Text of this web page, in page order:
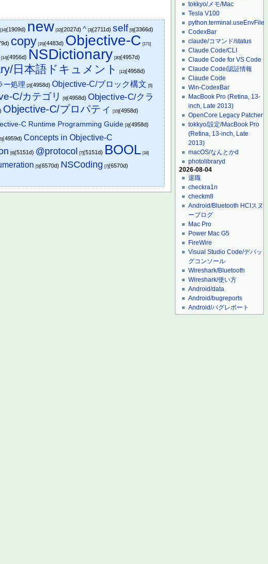
[14](1909d) new [32](2027d)^ [3](2711d)self [9](3366d)
copy [15](4483d) Objective-C [171]
[14](4956d) NSDictionary [30](4957d)
日本語ドキュメント [12](4958d)
ー処理 [2](4958d)Objective-C/ブロック構文 [5]
C/カテゴリ [9](4958d)Objective-C/クラ
Objective-C/プロパティ [10](4958d)
C Runtime Programming Guide [3](4958d)
(4959d)Concepts in Objective-C
[8](5151d) @protocol [7](5151d) BOOL [18]
[5](6570d) NSCoding [7](6570d)
tokkyo/メモ/Mac
Tesla V100
python.terminal.useEnvFile
CodexBar
claude/コマンド/status
Claude Code/CLI
Claude Code for VS Code
Claude Code/認証情報
Claude Code
Win-CodexBar
MacBook Pro (Retina, 13-
inch, Late 2013)
OpenCore Legacy Patcher
tokkyo/設定/MacBook Pro
(Retina, 13-inch, Late
2013)
macOS/なんとかd
photolibraryd
2026-08-04
退職
checkra1n
checkm8
Android/Bluetooth HCIスヌ
ープログ
Mac Pro
Power Mac G5
FireWire
Visual Studio Code/デバッ
グコンソール
Wireshark/Bluetooth
Wireshark/使い方
Android/data
Android/bugreports
Android/バグレポート